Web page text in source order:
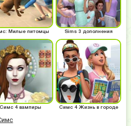
Милые питомцы Sims 3 дополнения
Симс 4 вампиры Симс 4 Жизнь в городе